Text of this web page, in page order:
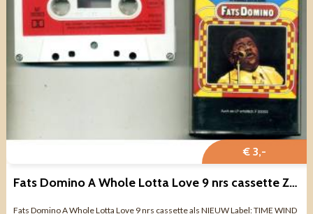
€ 3,-
Fats Domino A Whole Lotta Love 9 nrs cassette ZGAN
Fats Domino A Whole Lotta Love 9 nrs cassette als NIEUW Label: TIME WIND